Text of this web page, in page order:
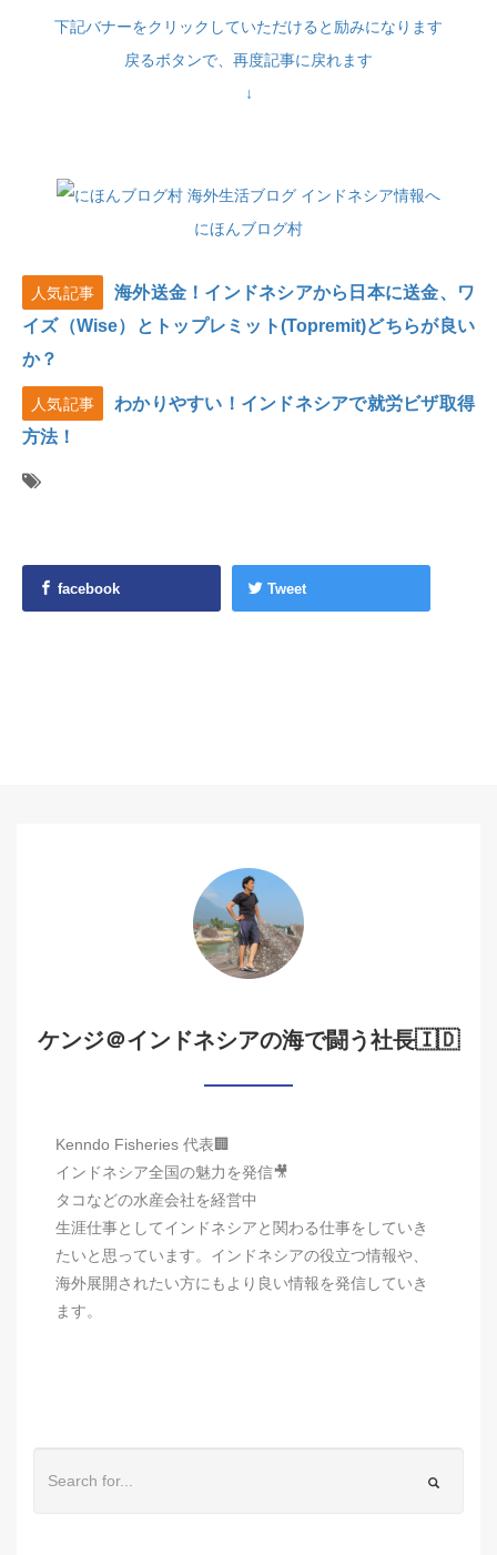
下記バナーをクリックしていただけると励みになります
戻るボタンで、再度記事に戻れます
↓
にほんブログ村
人気記事
海外送金！インドネシアから日本に送金、ワ
イズ（Wise）とトップレミット(Topremit)どちらが良い
か？
人気記事
わかりやすい！インドネシアで就労ビザ取得
方法！
facebook Tweet
ケンジ＠インドネシアの海で闘う社長🇮🇩
Kenndo Fisheries 代表🏢
インドネシア全国の魅力を発信🎥
タコなどの水産会社を経営中
生涯仕事としてインドネシアと関わる仕事をしていき
たいと思っています。インドネシアの役立つ情報や、
海外展開されたい方にもより良い情報を発信していき
ます。